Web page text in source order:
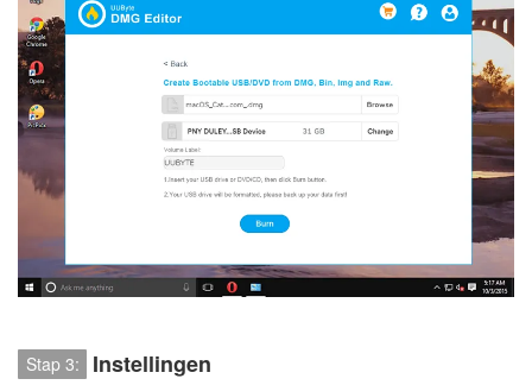
Stap 3: Instellingen